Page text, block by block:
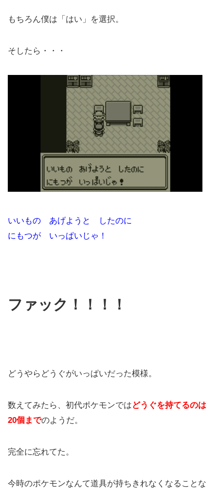
もちろん僕は「はい」を選択。
そしたら・・・
いいもの あげようと したのに
にもつが いっぱいじゃ！
ファック！！！！
どうやらどうぐがいっぱいだった模様。
数えてみたら、初代ポケモンではどうぐを持てるのは
20個までのようだ。
完全に忘れてた。
今時のポケモンなんて道具が持ちきれなくなることな